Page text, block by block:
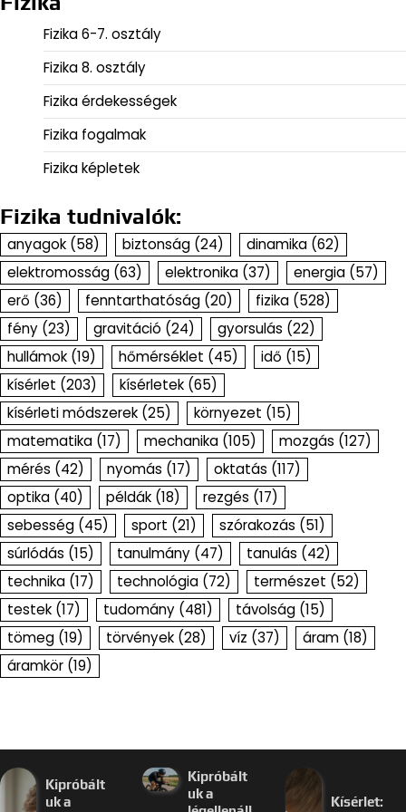
Fizika 6-7. osztály
Fizika 8. osztály
Fizika érdekességek
Fizika fogalmak
Fizika képletek
Fizika tudnivalók:
anyagok (58) biztonság (24) dinamika (62)
elektromosság (63) elektronika (37) energia (57)
erő (36) fenntarthatóság (20) fizika (528)
fény (23) gravitáció (24) gyorsulás (22)
hullámok (19) hőmérséklet (45) idő (15)
kísérlet (203) kísérletek (65)
kísérleti módszerek (25) környezet (15)
matematika (17) mechanika (105) mozgás (127)
mérés (42) nyomás (17) oktatás (117)
optika (40) példák (18) rezgés (17)
sebesség (45) sport (21) szórakozás (51)
súrlódás (15) tanulmány (47) tanulás (42)
technika (17) technológia (72) természet (52)
testek (17) tudomány (481) távolság (15)
tömeg (19) törvények (28) víz (37) áram (18)
áramkör (19)
Kipróbált
uk a
Kipróbált
uk a
Kísérlet: